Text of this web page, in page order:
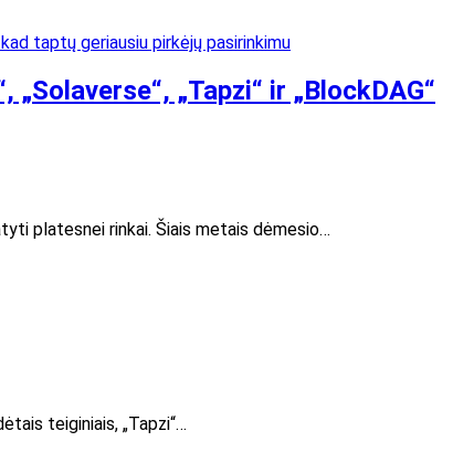
„Tapzi“ ir „BlockDAG“
platesnei rinkai. Šiais metais dėmesio…
teiginiais, „Tapzi“…